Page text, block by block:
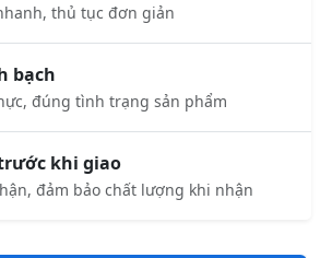
thủ tục đơn giản
bạch
đúng tình trạng sản phẩm
khi giao
đảm bảo chất lượng khi nhận